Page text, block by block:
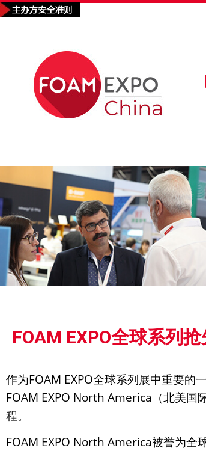
展会
FOAM EXPO全球系列
作为FOAM EXPO全球系列展中重要的
FOAM EXPO North America（北美国
程。
FOAM EXPO North America被誉为全